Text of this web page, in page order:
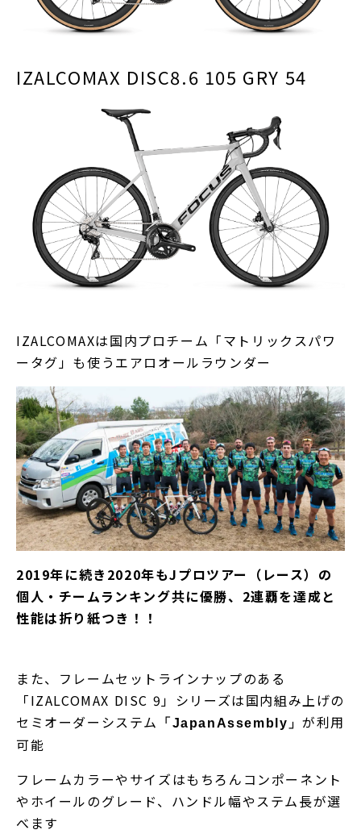
IZALCOMAX DISC8.6 105 GRY 54
IZALCOMAXは国内プロチーム「マトリックスパワ
ータグ」も使うエアロオールラウンダー
2019年に続き2020年もJプロツアー（レース）の
個人・チームランキング共に優勝、2連覇を達成と
性能は折り紙つき！！
また、フレームセットラインナップのある
「IZALCOMAX DISC 9」シリーズは国内組み上げの
セミオーダーシステム
「JapanAssembly」が利用
可能
フレームカラーやサイズはもちろんコンポーネント
やホイールのグレード、ハンドル幅やステム長が選
べます